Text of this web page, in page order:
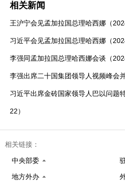
相关新闻
王沪宁会见孟加拉国总理哈西娜（
习近平会见孟加拉国总理哈西娜（
李强同孟加拉国总理哈西娜会谈（
李强出席二十国集团领导人视频峰会
习近平出席金砖国家领导人巴以问题
22）
相关链接：
中央部委
地方外办